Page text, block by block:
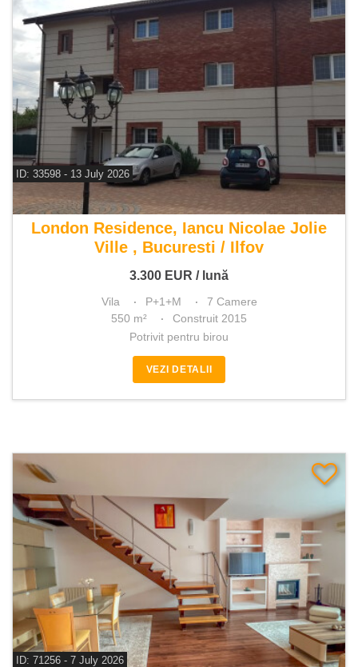
ID: 33598 - 13 July 2026
De inchiriat vila 7 camere
London Residence, Iancu Nicolae Jolie
Ville , Bucuresti / Ilfov
3.300 EUR / lună
Vila P+1+M
7 Camere
550 m²
Construit 2015
Potrivit pentru birou
VEZI DETALII
ID: 71256 - 7 July 2026